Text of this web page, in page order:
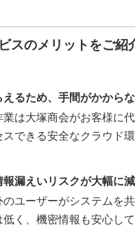
スのメリットをご紹
るため、手間がかから
は大塚商会がお客様に
できる安全なクラウド環
漏えいリスクが大幅に
ユーザーがシステムを
く、機密情報も安心し